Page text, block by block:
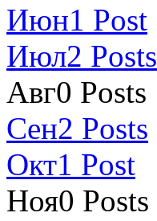
Июн1 Post
Июл2 Posts
Авг0 Posts
Сен2 Posts
Окт1 Post
Ноя0 Posts